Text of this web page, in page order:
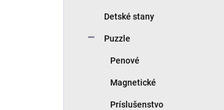
Detské stany
Puzzle
Penové
Magnetické
Príslušenstvo